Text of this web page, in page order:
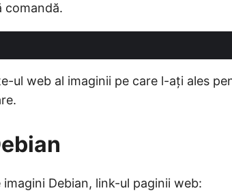
comandă.
ul web al imaginii pe care l-ați ales
Debian, link-ul paginii web: